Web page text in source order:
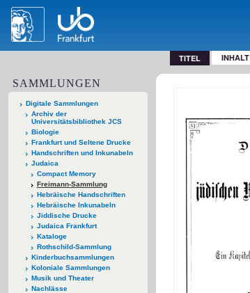
TITEL INHALT
SAMMLUNGEN
Digitale Sammlungen
Archiv der
Universitätsbibliothek JCS
Biologie
Frankfurt und Seltene Drucke
Handschriften und Inkunabeln
Judaica
Compact Memory
Freimann-Sammlung
Hebräische Handschriften
Hebräische Inkunabeln
Jiddische Drucke
Judaica Frankfurt
Kataloge
Rothschild-Sammlung
Kinderbuchsammlungen
Koloniale Sammlungen
Musik und Theater
Nachlässe